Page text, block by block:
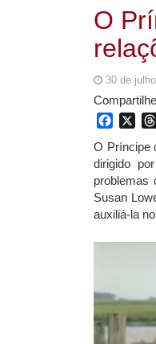
O
30 de
O Príncipe
dirigido
problemas
Susan
auxiliá-la